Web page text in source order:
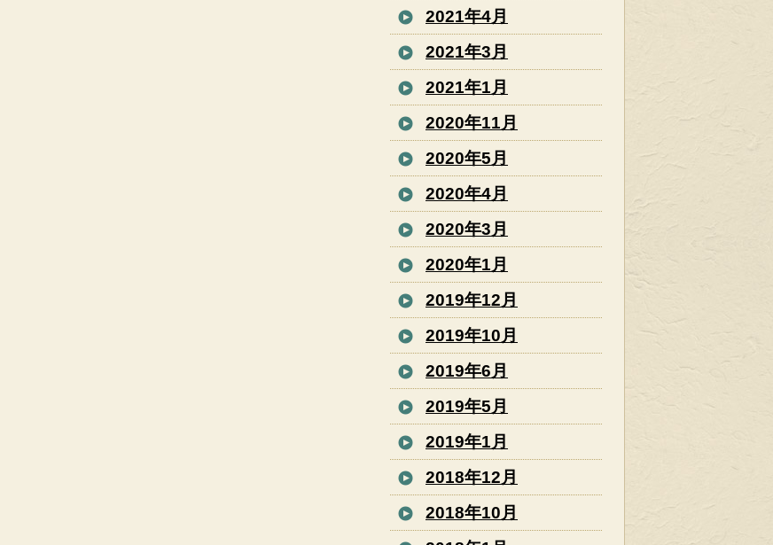
2021年4月
2021年3月
2021年1月
2020年11月
2020年5月
2020年4月
2020年3月
2020年1月
2019年12月
2019年10月
2019年6月
2019年5月
2019年1月
2018年12月
2018年10月